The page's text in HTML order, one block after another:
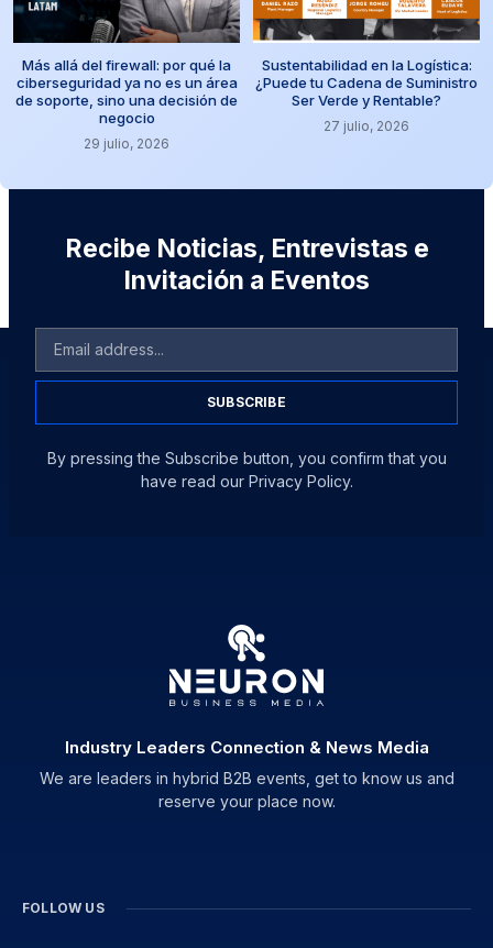
Más allá del firewall: por qué la
ciberseguridad ya no es un área
de soporte, sino una decisión de
negocio
29 julio, 2026
Sustentabilidad en la Logística:
¿Puede tu Cadena de Suministro
Ser Verde y Rentable?
27 julio, 2026
Recibe Noticias, Entrevistas e
Invitación a Eventos
SUBSCRIBE
By pressing the Subscribe button, you confirm that you
have read our Privacy Policy.
Industry Leaders Connection & News Media
We are leaders in hybrid B2B events, get to know us and
reserve your place now.
FOLLOW US